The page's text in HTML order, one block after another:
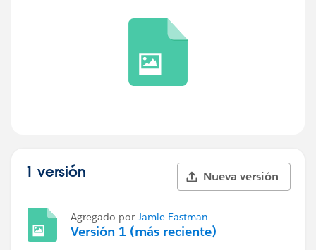
1 versión Nueva versión
Agregado por Jamie Eastman
Versión 1 (más reciente)